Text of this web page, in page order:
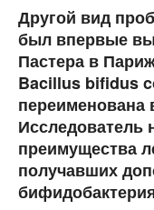
Другой вид
был впервые
Пастера в
Bacillus bifidus
переименована
Исследователь
преимущества
получавших